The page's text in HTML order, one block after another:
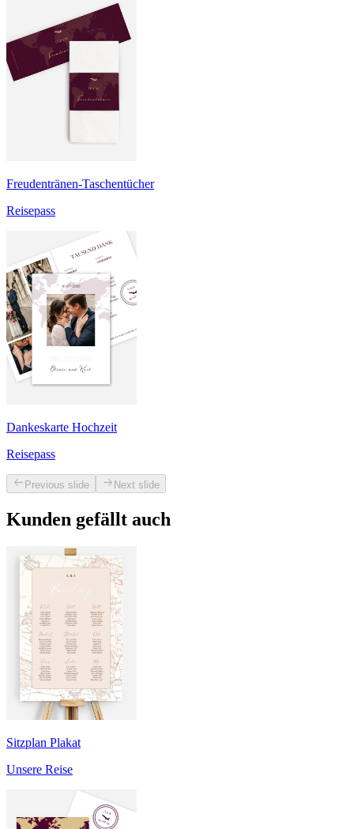
Freudentränen-Taschentücher
Reisepass
Dankeskarte Hochzeit
Reisepass
Previous slide Next slide
Kunden gefällt auch
Sitzplan Plakat
Unsere Reise